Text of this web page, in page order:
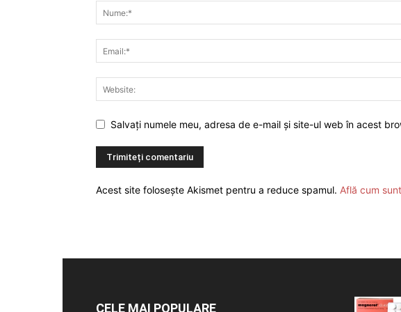
Salvați numele meu, adresa de e-mail și site-ul web în acest
Acest site folosește Akismet pentru a reduce spamul. Află cum
CELE MAI POPULARE